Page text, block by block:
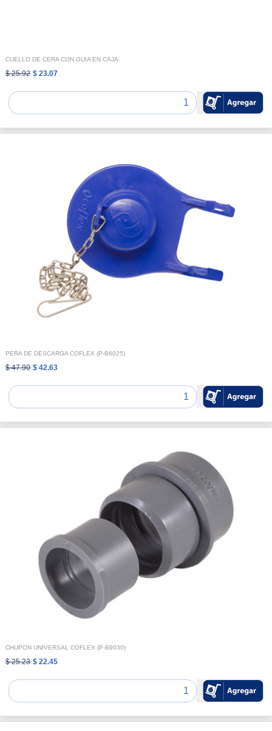
CUELLO DE CERA CON GUIA EN CAJA
$ 25.92 $ 23.07
PERA DE DESCARGA COFLEX (P-B6025)
$ 47.90 $ 42.63
CHUPON UNIVERSAL COFLEX (P-B9030)
$ 25.23 $ 22.45